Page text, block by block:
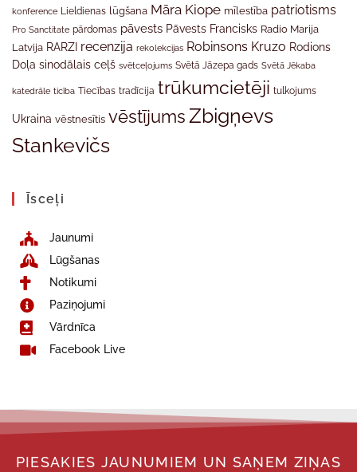
konference Lieldienas lūgšana Māra Kiope mīlestība patriotisms
Pro Sanctitate pārdomas pāvests Pāvests Francisks Radio Marija
Latvija RARZI recenzija rekolekcijas Robinsons Kruzo Rodions
Doļa sinodālais ceļš svētceļojums Svētā Jāzepa gads Svētā Jēkaba
katedrāle ticība Tiecības tradīcija trūkumcietēji tulkojums
Ukraina vēstnesītis vēstījumsZbigņevs
Stankevičs
Īsceļi
Jaunumi
Lūgšanas
Notikumi
Paziņojumi
Vārdnīca
Facebook Live
PIESAKIES JAUNUMIEM UN SAŅEM ZIŅAS